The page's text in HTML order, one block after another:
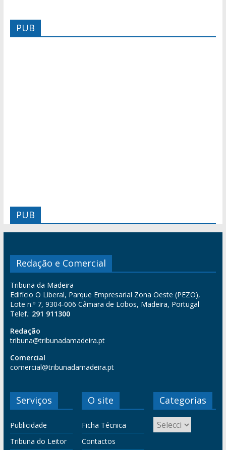
PUB
PUB
Redação e Comercial
Tribuna da Madeira
Edifício O Liberal, Parque Empresarial Zona Oeste (PEZO),
Lote n.º 7, 9304-006 Câmara de Lobos, Madeira, Portugal
Telef.: 291 911300
Redação
tribuna@tribunadamadeira.pt
Comercial
comercial@tribunadamadeira.pt
Serviços
Publicidade
Tribuna do Leitor
O site
Ficha Técnica
Contactos
Categorias